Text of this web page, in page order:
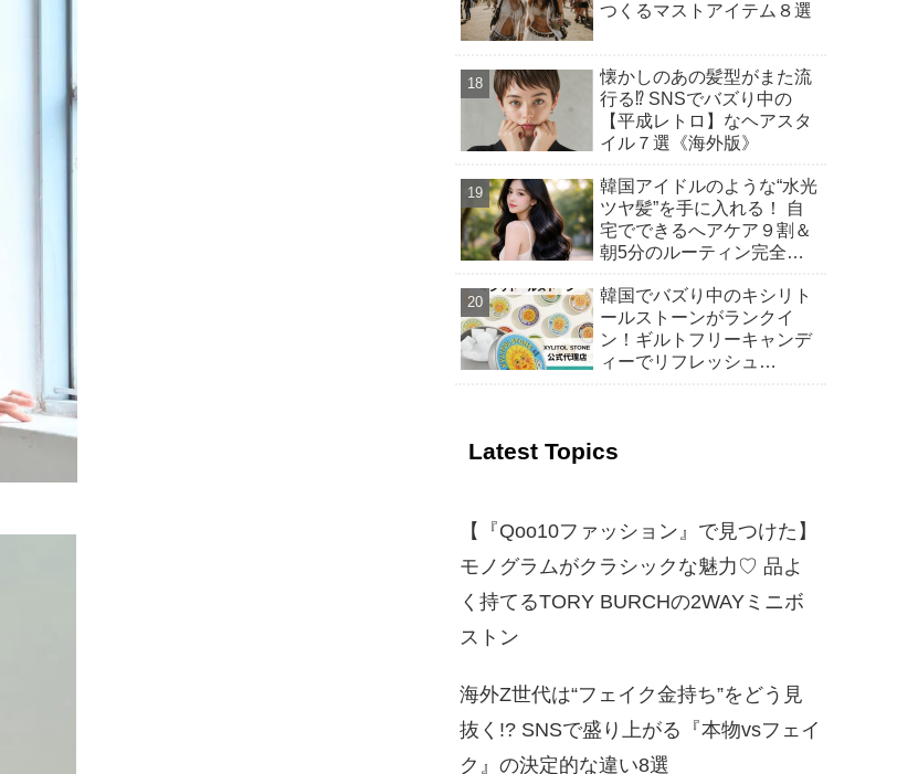
つくるマストアイテム８選
懐かしのあの髪型がまた流
行る⁉︎ SNSでバズり中の
【平成レトロ】なヘアスタ
イル７選《海外版》
韓国アイドルのような“水光
ツヤ髪”を手に入れる！ 自
宅でできるへアケア９割＆
朝5分のルーティン完全ガ
韓国でバズり中のキシリト
ールストーンがランクイ
ン！ギルトフリーキャンデ
ィーでリフレッシュ
ドの“韓国おやつ”もご紹介
Latest Topics
【『Qoo10ファッション』で見つけた】
モノグラムがクラシックな魅力♡ 品よ
く持てるTORY BURCHの2WAYミニボ
ストン
海外Z世代は“フェイク金持ち”をどう見
抜く!? SNSで盛り上がる『本物vsフェイ
ク』の決定的な違い8選